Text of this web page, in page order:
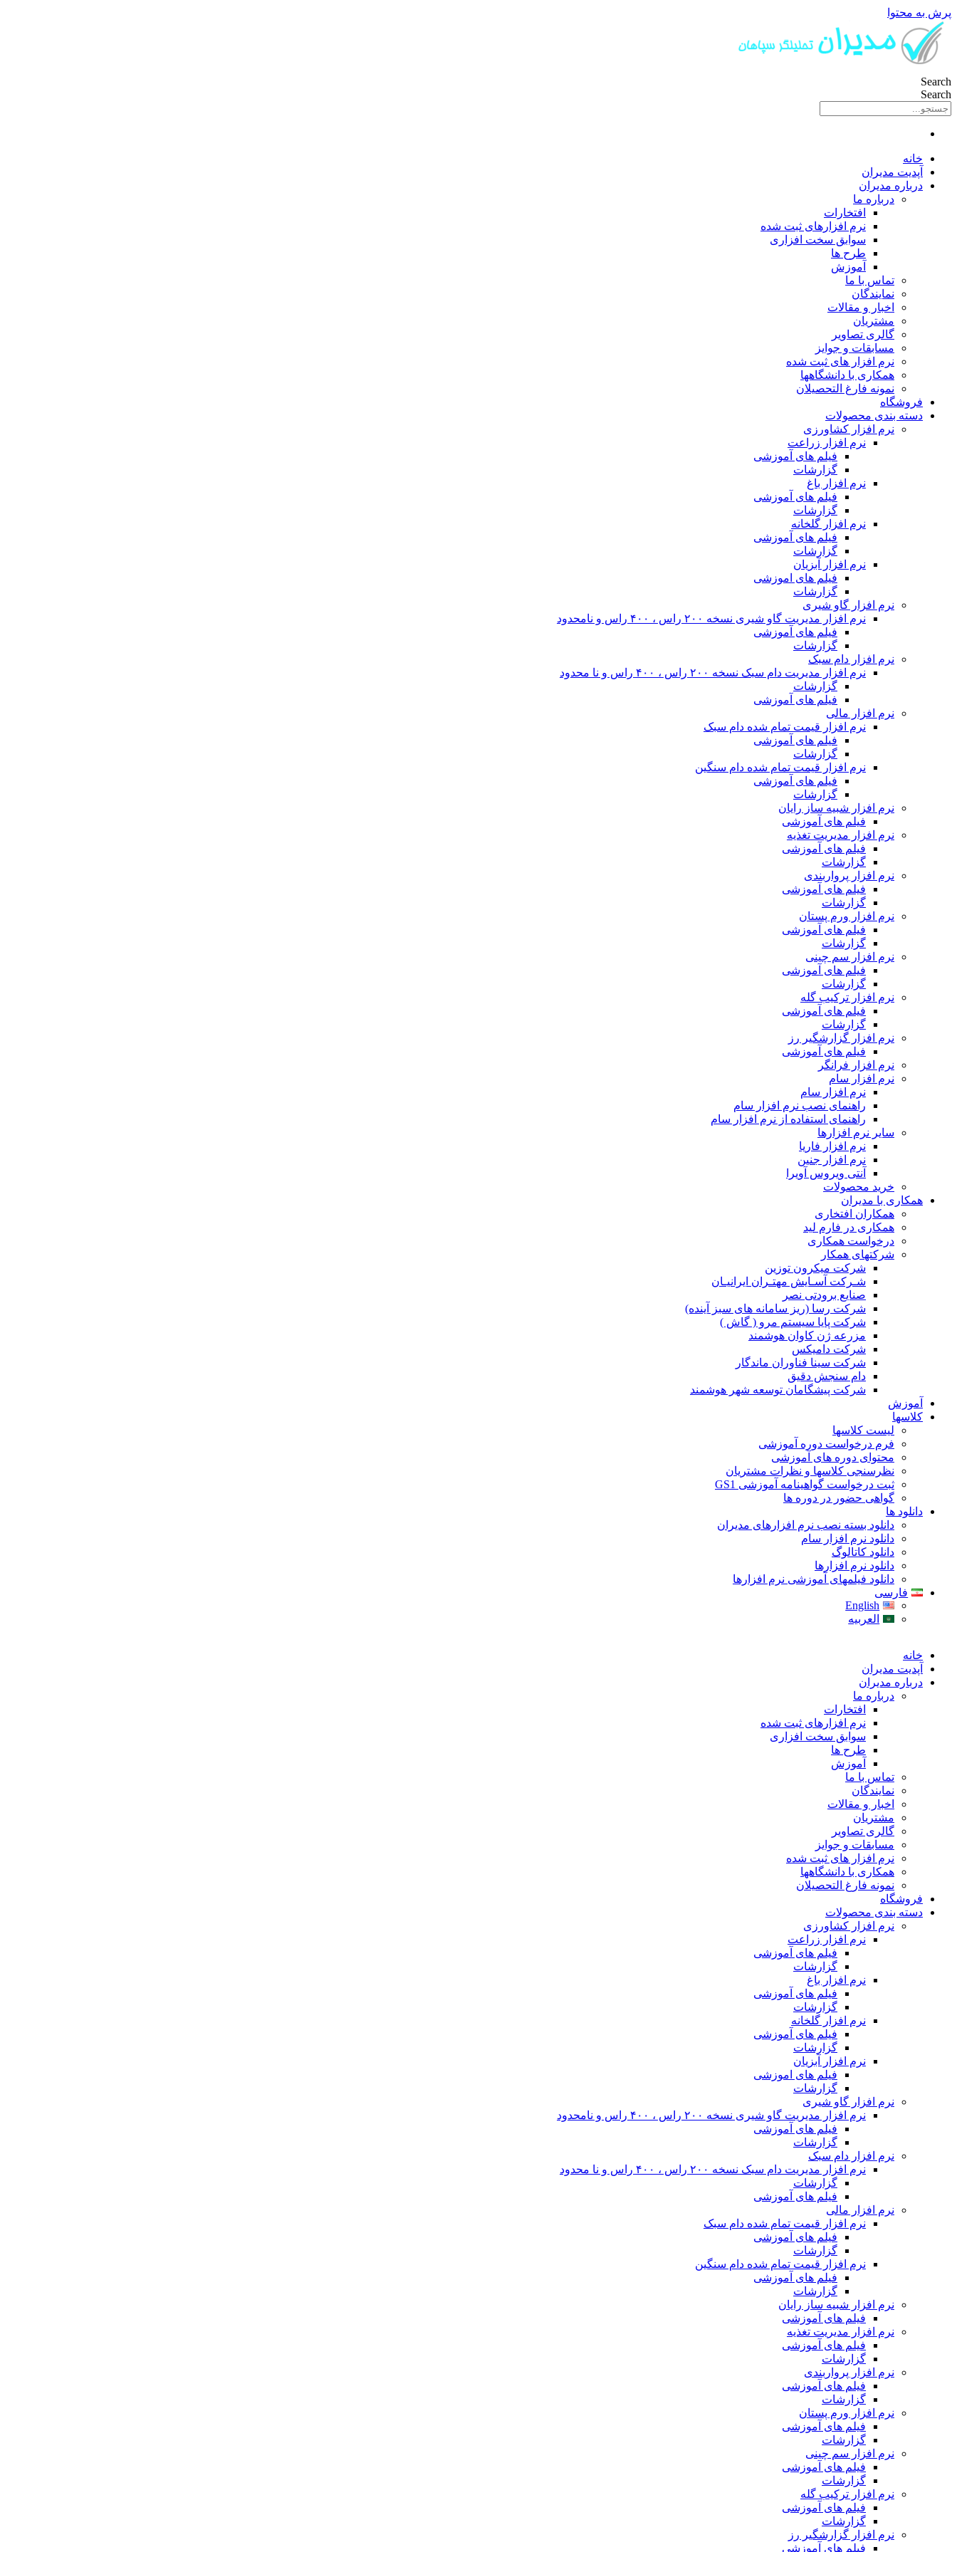
پرش به محتوا
Search
Search
خانه
آپدیت مدیران
درباره مدیران
درباره ما
افتخارات
نرم افزارهای ثبت شده
سوابق سخت افزاری
طرح ها
آموزش
تماس با ما
نمایندگان
اخبار و مقالات
مشتریان
گالری تصاویر
مسابقات و جوایز
نرم افزار های ثبت شده
همکاری با دانشگاهها
نمونه فارغ التحصیلان
فروشگاه
دسته بندی محصولات
نرم افزار کشاورزی
نرم افزار زراعت
فیلم های آموزشی
گزارشات
نرم افزار باغ
فیلم های آموزشی
گزارشات
نرم افزار گلخانه
فیلم های آموزشی
گزارشات
نرم افزار آبزیان
فیلم های اموزشی
گزارشات
نرم افزار گاو شیری
نرم افزار مدیریت گاو شیری نسخه ۲۰۰ راس ، ۴۰۰ راس و نامحدود
فیلم های آموزشی
گزارشات
نرم افزار دام سبک
نرم افزار مدیریت دام سبک نسخه ۲۰۰ راس ، ۴۰۰ راس و نا محدود
گزارشات
فیلم های آموزشی
نرم افزار مالی
نرم افزار قیمت تمام شده دام سبک
فیلم های آموزشی
گزارشات
نرم افزار قیمت تمام شده دام سنگین
فیلم های آموزشی
گزارشات
نرم افزار شبیه ساز رایان
فیلم های آموزشی
نرم افزار مدیریت تغذیه
فیلم های آموزشی
گزارشات
نرم افزار پرواربندی
فیلم های آموزشی
گزارشات
نرم افزار ورم پستان
فیلم های آموزشی
گزارشات
نرم افزار سم چینی
فیلم های آموزشی
گزارشات
نرم افزار ترکیب گله
فیلم های آموزشی
گزارشات
نرم افزار گزارشگیر رز
فیلم های آموزشی
نرم افزار فرانگر
نرم افزار سام
نرم افزار سام
راهنمای نصب نرم افزار سام
راهنمای استفاده از نرم افزار سام
سایر نرم افزارها
نرم افزار فاریا
نرم افزار جنین
آنتی ویروس آویرا
خرید محصولات
همکاری با مدیران
همکاران افتخاری
همکاری در فارم لید
درخواست همکاری
شرکتهای همکار
شرکت میکرون توزین
شـرکت آسـایش مهتـران ایرانیـان
صنایع برودتی نصر
شرکت رسا (ریز سامانه های سبز آینده)
شرکت پایا سیستم مرو ( گاش )
مزرعه ژن کاوان هوشمند
شرکت دامیکس
شرکت سینا فناوران ماندگار
دام سنجش دقیق
شرکت پیشگامان توسعه شهر هوشمند
آموزش
کلاسها
لیست کلاسها
فرم درخواست دوره آموزشی
محتوای دوره های آموزشی
نظرسنجی کلاسها و نظرات مشتریان
ثبت درخواست گواهینامه آموزشی GS1
گواهی حضور در دوره ها
دانلود ها
دانلود بسته نصب نرم افزارهای مدیران
دانلود نرم افزار سام
دانلود کاتالوگ
دانلود نرم افزارها
دانلود فیلمهای آموزشی نرم افزارها
فارسی
English
العربیه
خانه
آپدیت مدیران
درباره مدیران
درباره ما
افتخارات
نرم افزارهای ثبت شده
سوابق سخت افزاری
طرح ها
آموزش
تماس با ما
نمایندگان
اخبار و مقالات
مشتریان
گالری تصاویر
مسابقات و جوایز
نرم افزار های ثبت شده
همکاری با دانشگاهها
نمونه فارغ التحصیلان
فروشگاه
دسته بندی محصولات
نرم افزار کشاورزی
نرم افزار زراعت
فیلم های آموزشی
گزارشات
نرم افزار باغ
فیلم های آموزشی
گزارشات
نرم افزار گلخانه
فیلم های آموزشی
گزارشات
نرم افزار آبزیان
فیلم های اموزشی
گزارشات
نرم افزار گاو شیری
نرم افزار مدیریت گاو شیری نسخه ۲۰۰ راس ، ۴۰۰ راس و نامحدود
فیلم های آموزشی
گزارشات
نرم افزار دام سبک
نرم افزار مدیریت دام سبک نسخه ۲۰۰ راس ، ۴۰۰ راس و نا محدود
گزارشات
فیلم های آموزشی
نرم افزار مالی
نرم افزار قیمت تمام شده دام سبک
فیلم های آموزشی
گزارشات
نرم افزار قیمت تمام شده دام سنگین
فیلم های آموزشی
گزارشات
نرم افزار شبیه ساز رایان
فیلم های آموزشی
نرم افزار مدیریت تغذیه
فیلم های آموزشی
گزارشات
نرم افزار پرواربندی
فیلم های آموزشی
گزارشات
نرم افزار ورم پستان
فیلم های آموزشی
گزارشات
نرم افزار سم چینی
فیلم های آموزشی
گزارشات
نرم افزار ترکیب گله
فیلم های آموزشی
گزارشات
نرم افزار گزارشگیر رز
فیلم های آموزشی